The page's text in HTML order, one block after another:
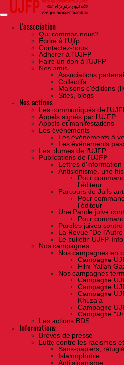
Skip
the
contentL'association
Qui sommes nous?
Ecrire à l’Ujfp
Contactez-nous
Adhérer à l’UJFP
Faire un don à l’UJFP
Nos amis
Associations
Collectifs
Maisons d’éditions
Sites, blogs
Nos actions
Les communiqués de
Appels signés par l'UJFP
Appels et manifestations
Les événements
Les événements à
Les événements
Les plumes de l'UJFP
Publications de l'UJFP
Lettres d'information
Antisionisme, une
Pour
l'éditeur
Parcours de Juifs
Pour
l'éditeur
Une Parole juive
Pour
Paroles juives
La Revue "De
Le bulletin UJFP-Info
Nos campagnes
Nos campagnes en
Campagne
Film Yallah
Nos campagnes
Campagne
Campagne
Campagne
Khuza'a
Campagne
Campagne
Les actions BDS
Informations
Brèves de presse
Lutte contre les racismes
Sans-papiers,
Islamophobie
Antitsiganisme